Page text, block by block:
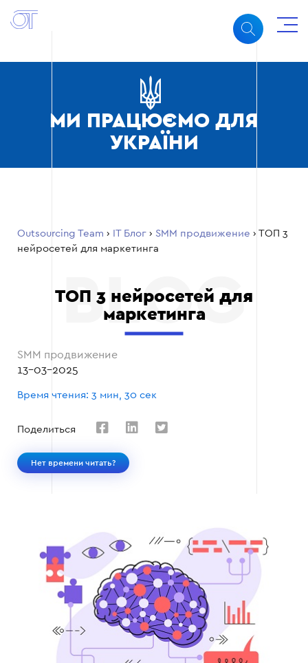
МИ ПРАЦЮЄМО ДЛЯ
УКРАЇНИ
Outsourcing Team › ІТ Блог › SMM продвижение › ТОП 3
нейросетей для маркетинга
ТОП 3 нейросетей для
маркетинга
SMM продвижение
13-03-2025
Время чтения: 3 мин, 30 сек
Поделиться
Нет времени читать?